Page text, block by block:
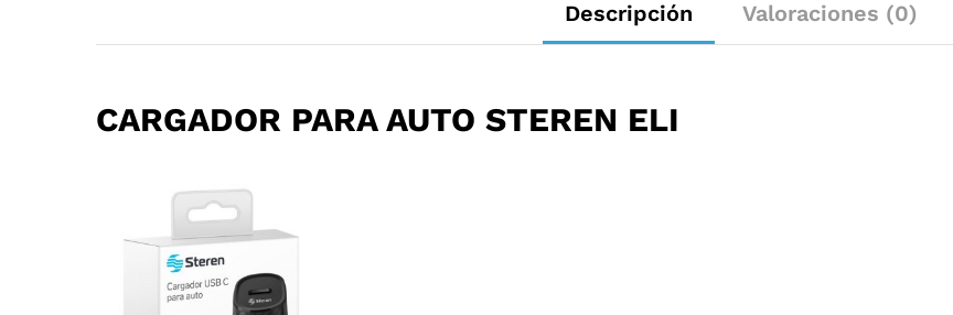
Descripción Valoraciones (0)
CARGADOR PARA AUTO STEREN ELI